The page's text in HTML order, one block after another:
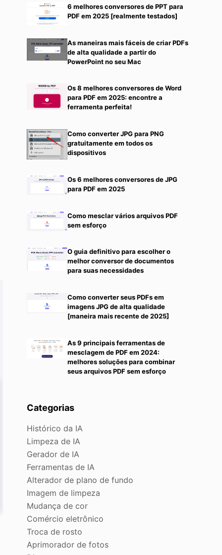
6 melhores conversores de PPT para
PDF em 2025 [realmente testados]
As maneiras mais fáceis de criar PDFs
de alta qualidade a partir do
PowerPoint no seu Mac
Os 8 melhores conversores de Word
para PDF em 2025: encontre a
ferramenta perfeita!
Como converter JPG para PNG
gratuitamente em todos os
dispositivos
Os 6 melhores conversores de JPG
para PDF em 2025
Como mesclar vários arquivos PDF
sem esforço
O guia definitivo para escolher o
melhor conversor de documentos
para suas necessidades
Como converter seus PDFs em
imagens JPG de alta qualidade
[maneira mais recente de 2025]
As 9 principais ferramentas de
mesclagem de PDF em 2024:
melhores soluções para combinar
seus arquivos PDF sem esforço
Categorias
Histórico da IA
Limpeza de IA
Gerador de IA
Ferramentas de IA
Alterador de plano de fundo
Imagem de limpeza
Mudança de cor
Comércio eletrônico
Troca de rosto
Aprimorador de fotos